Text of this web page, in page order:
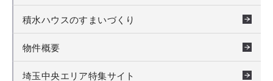
積水ハウスのすまいづくり
物件概要
埼玉中央エリア特集サイト